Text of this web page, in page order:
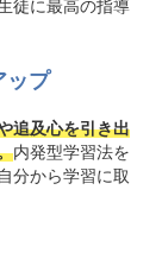
徒に最高の指導
ップ
追及心を引き出
内発型学習法を
分から学習に取